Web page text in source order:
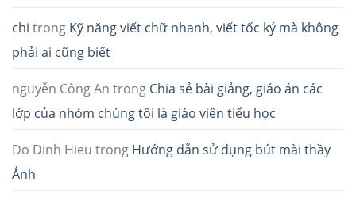
chi trong Kỹ năng viết chữ nhanh, viết tốc ký mà không
phải ai cũng biết
nguyễn Công An trong Chia sẻ bài giảng, giáo án các
lớp của nhóm chúng tôi là giáo viên tiểu học
Do Dinh Hieu trong Hướng dẫn sử dụng bút mài thầy
Ánh